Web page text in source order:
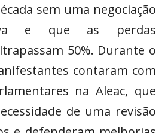
sem uma negociação
e que as perdas
50%. Durante o
contaram com
na Aleac, que
de uma revisão